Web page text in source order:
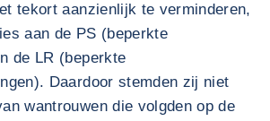
tekort aanzienlijk te verminderen,
aan de PS (beperkte
de LR (beperkte
Daardoor stemden zij niet
wantrouwen die volgden op de